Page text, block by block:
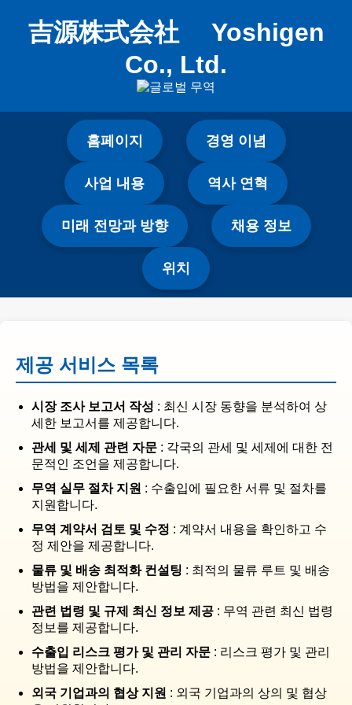
吉源株式会社 Yoshigen
Co., Ltd.
홈페이지 경영 이념
사업 내용 역사 연혁
미래 전망과 방향 채용 정보
위치
제공 서비스 목록
시장 조사 보고서 작성 : 최신 시장 동향을 분석하여 상
세한 보고서를 제공합니다.
관세 및 세제 관련 자문 : 각국의 관세 및 세제에 대한 전
문적인 조언을 제공합니다.
무역 실무 절차 지원 : 수출입에 필요한 서류 및 절차를
지원합니다.
무역 계약서 검토 및 수정 : 계약서 내용을 확인하고 수
정 제안을 제공합니다.
물류 및 배송 최적화 컨설팅 : 최적의 물류 루트 및 배송
방법을 제안합니다.
관련 법령 및 규제 최신 정보 제공 : 무역 관련 최신 법령
정보를 제공합니다.
수출입 리스크 평가 및 관리 자문 : 리스크 평가 및 관리
방법을 제안합니다.
외국 기업과의 협상 지원 : 외국 기업과의 상의 및 협상